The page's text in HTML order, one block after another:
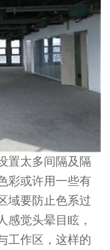
太多间隔及隔
彩或许用一些有
域要防止色系过
感觉头晕目眩，
工作区，这样的